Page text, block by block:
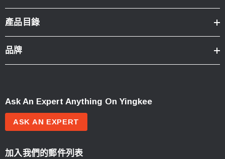
產品目錄
品牌
Ask An Expert Anything On Yingkee
ASK AN EXPERT
加入我們的郵件列表